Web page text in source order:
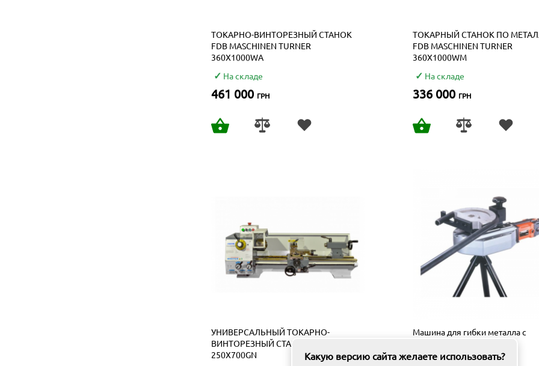
Какую версию сайта желаете использовать?
ТОКАРНО-ВИНТОРЕЗНЫЙ СТАНОК
FDB MASCHINEN TURNER
360X1000WA
На складе
461 000 ГРН
ТОКАРНЫЙ СТАНОК ПО
FDB MASCHINEN TURNER
360X1000WM
На складе
336 000 ГРН
УНИВЕРСАЛЬНЫЙ ТОКАРНО-
ВИНТОРЕЗНЫЙ СТАНОК FDB TURNER
250X700GN
Машина для гибки металла с